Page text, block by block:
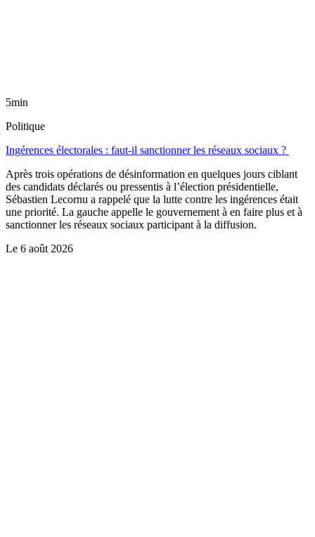
5min
Politique
Ingérences électorales : faut-il sanctionner les réseaux sociaux ?
Après trois opérations de désinformation en quelques jours ciblant
des candidats déclarés ou pressentis à l’élection présidentielle,
Sébastien Lecornu a rappelé que la lutte contre les ingérences était
une priorité. La gauche appelle le gouvernement à en faire plus et à
sanctionner les réseaux sociaux participant à la diffusion.
Le 6 août 2026